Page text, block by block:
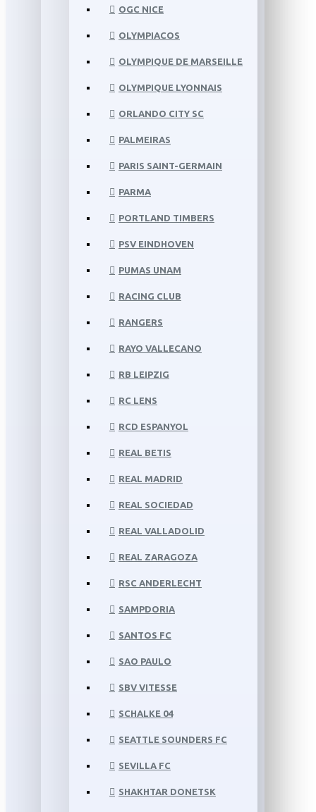
OGC NICE
OLYMPIACOS
OLYMPIQUE DE MARSEILLE
OLYMPIQUE LYONNAIS
ORLANDO CITY SC
PALMEIRAS
PARIS SAINT-GERMAIN
PARMA
PORTLAND TIMBERS
PSV EINDHOVEN
PUMAS UNAM
RACING CLUB
RANGERS
RAYO VALLECANO
RB LEIPZIG
RC LENS
RCD ESPANYOL
REAL BETIS
REAL MADRID
REAL SOCIEDAD
REAL VALLADOLID
REAL ZARAGOZA
RSC ANDERLECHT
SAMPDORIA
SANTOS FC
SAO PAULO
SBV VITESSE
SCHALKE 04
SEATTLE SOUNDERS FC
SEVILLA FC
SHAKHTAR DONETSK